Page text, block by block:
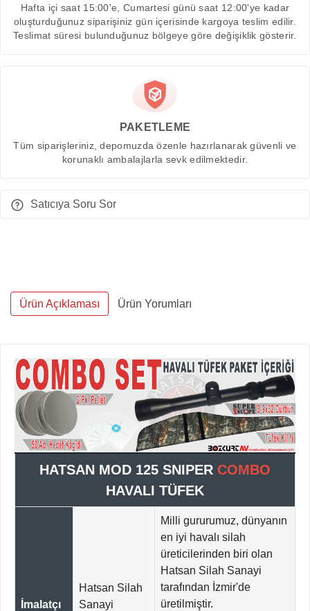
Hafta içi saat 15:00'e, Cumartesi günü saat 12:00'ye kadar
oluşturduğunuz siparişiniz gün içerisinde kargoya teslim edilir.
Teslimat süresi bulunduğunuz bölgeye göre değişiklik gösterir.
PAKETLEME
Tüm siparişleriniz, depomuzda özenle hazırlanarak güvenli ve
korunaklı ambalajlarla sevk edilmektedir.
Satıcıya Soru Sor
Ürün Açıklaması Ürün Yorumları
HATSAN MOD 125 SNIPER COMBO
HAVALI TÜFEK
İmalatçı
Hatsan Silah
Sanayi
Milli gururumuz, dünyanın
en iyi havalı silah
üreticilerinden biri olan
Hatsan Silah Sanayi
tarafından İzmir'de
üretilmiştir.